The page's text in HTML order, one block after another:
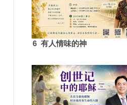
6 有人情味的神